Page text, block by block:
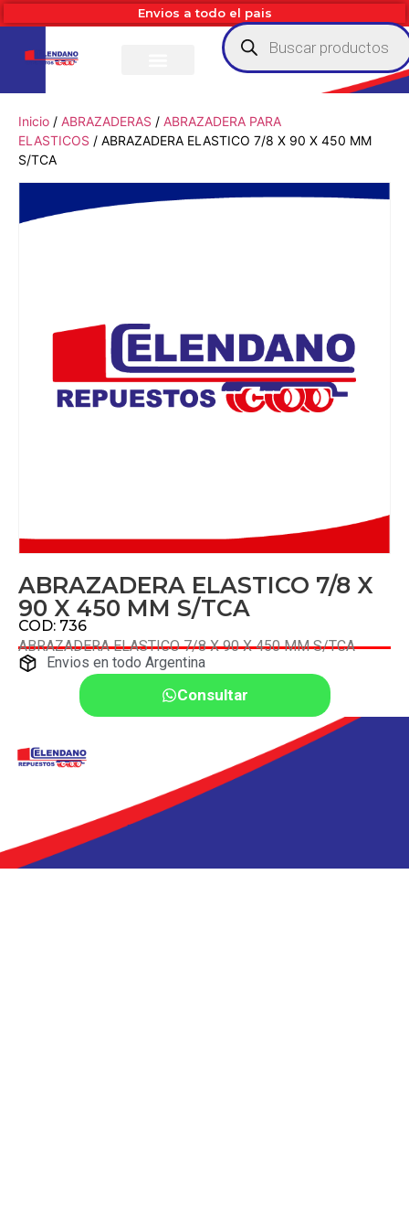
Envios a todo el pais
Inicio / ABRAZADERAS / ABRAZADERA PARA
ELASTICOS / ABRAZADERA ELASTICO 7/8 X 90 X 450 MM
S/TCA
ABRAZADERA ELASTICO 7/8 X
90 X 450 MM S/TCA
COD: 736
ABRAZADERA ELASTICO 7/8 X 90 X 450 MM S/TCA
Envios en todo Argentina
Consultar